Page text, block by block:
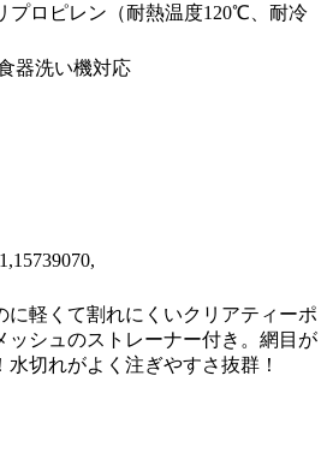
プロピレン（耐熱温度120℃、耐冷
器洗い機対応
に軽くて割れにくいクリアティーポ
ッシュのストレーナー付き。網目が
切れがよく注ぎやすさ抜群！